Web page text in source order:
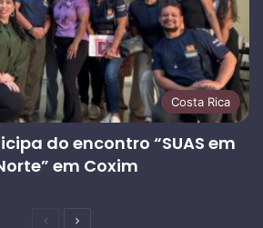
Costa Rica
do encontro “SUAS em
em Coxim
PáginaPróxima